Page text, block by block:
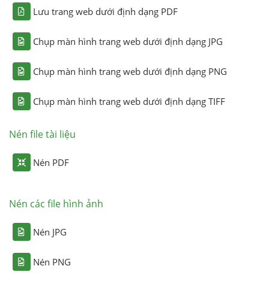
Lưu trang web dưới định dạng PDF
Chụp màn hình trang web dưới định dạng JPG
Chụp màn hình trang web dưới định dạng PNG
Chụp màn hình trang web dưới định dạng TIFF
Nén file tài liệu
Nén PDF
Nén các file hình ảnh
Nén JPG
Nén PNG